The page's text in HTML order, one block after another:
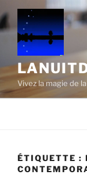
Aller
au
contenu
principal
Vivez la magie de
ÉTIQUETTE :